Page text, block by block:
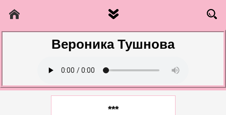
Вероника Тушнова
***